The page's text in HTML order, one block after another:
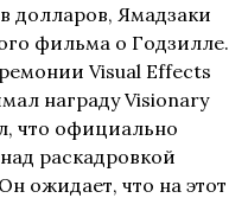
долларов, Ямадзаки
фильма о Годзилле.
Visual Effects
награду Visionary
что официально
раскадровкой
ожидает, что на этот